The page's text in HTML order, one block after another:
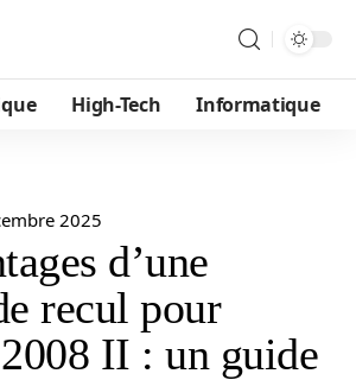
High-Tech Informatique
2025
d’une
recul pour
II : un guide